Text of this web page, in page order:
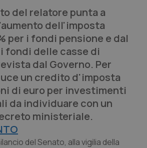
del relatore punta a
dell'imposta
per i fondi pensione e dal
fondi delle casse di
dal Governo. Per
un credito d'imposta
di euro per investimenti
da individuare con un
ministeriale.
del Senato, alla vigilia della